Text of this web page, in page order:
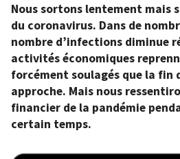
Nous sortons lentement mais
du coronavirus. Dans de
nombre d’infections diminue
activités économiques
forcément soulagés que la fin
approche. Mais nous
financier de la pandémie
certain temps.